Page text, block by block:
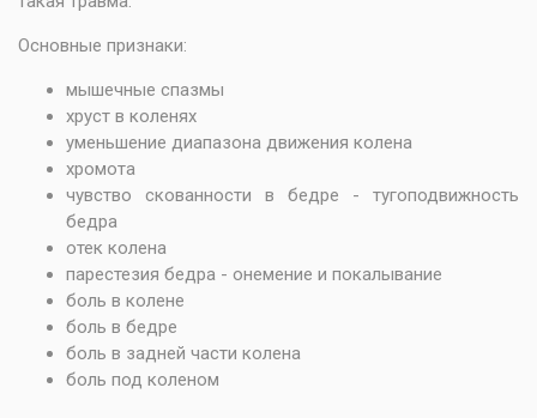
Основные признаки:
мышечные спазмы
хруст в коленях
уменьшение диапазона движения колена
хромота
чувство скованности в бедре - тугоподвижность
бедра
отек колена
парестезия бедра - онемение и покалывание
боль в колене
боль в бедре
боль в задней части колена
боль под коленом